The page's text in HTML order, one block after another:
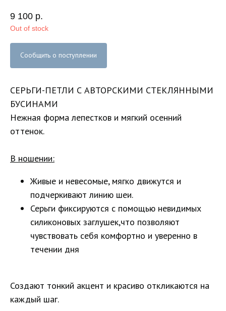
9 100 р.
Out of stock
Сообщить о поступлении
СЕРЬГИ-ПЕТЛИ С АВТОРСКИМИ СТЕКЛЯННЫМИ
БУСИНАМИ
Нежная форма лепестков и мягкий осенний
оттенок.
В ношении:
Живые и невесомые, мягко движутся и
подчеркивают линию шеи.
Серьги фиксируются с помощью невидимых
силиконовых заглушек,что позволяют
чувствовать себя комфортно и уверенно в
течении дня
Создают тонкий акцент и красиво откликаются на
каждый шаг.